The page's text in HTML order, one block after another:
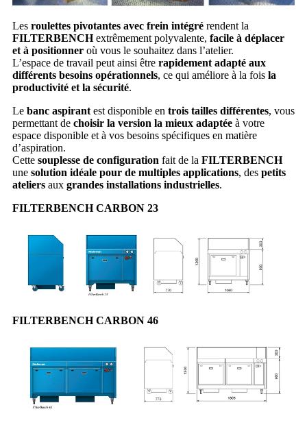
Les roulettes pivotantes avec frein intégré rendent la
FILTERBENCHextrêmement polyvalente, facile à déplacer
et à positionner où vous le souhaitez dans l’atelier.
L’espace de travail peut ainsi être rapidement adapté aux
différents besoins opérationnels, ce qui améliore à la fois la
productivité et la sécurité.
Le banc aspirant est disponible en trois tailles différentes, vous
permettant de choisir la version la mieux adaptée à votre
espace disponible et à vos besoins spécifiques en matière
d’aspiration.
Cette souplesse de configuration fait de la FILTERBENCH
une solution idéale pour de multiples applications, des petits
ateliers aux grandes installations industrielles.
FILTERBENCH CARBON 23
FILTERBENCH CARBON 46